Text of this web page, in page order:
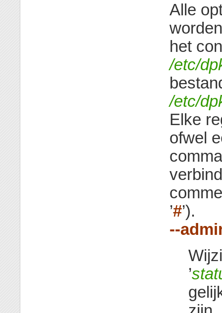
Alle
het
/etc/
/etc/
Elke
ofwel
’#’).
--
’